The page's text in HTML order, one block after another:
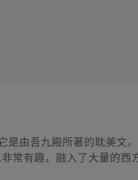
是由吾九殿所著的耽美文
常有趣，融入了大量的西